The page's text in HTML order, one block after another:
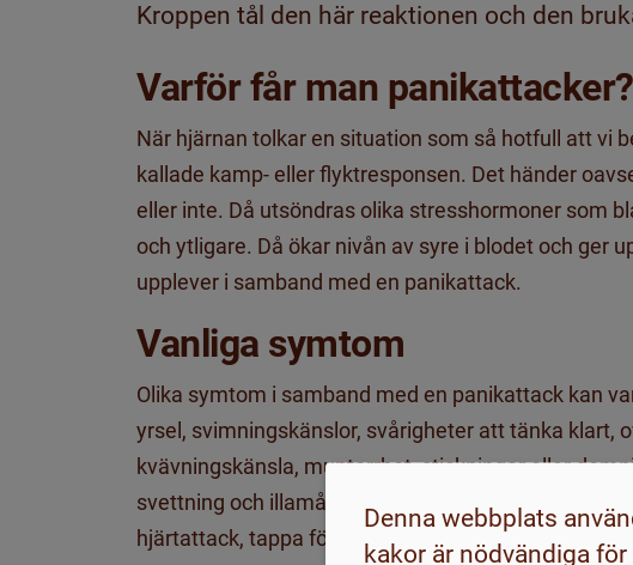
Kroppen tål den här reaktionen och den
Varför får man panikattacker?
När hjärnan tolkar en situation som så hotfull att vi
kallade kamp- eller flyktresponsen. Det händer
eller inte. Då utsöndras olika stresshormoner som
och ytligare. Då ökar nivån av syre i blodet och ger
upplever i samband med en panikattack.
Vanliga symtom
Olika symtom i samband med en panikattack kan
yrsel, svimningskänslor, svårigheter att tänka klart,
kvävningskänsla, muntorrhet, stickningar eller
svettning och illamående. Symtomen gör att många
hjärtattack, tappa förståndet eller dö.
Denna webbplats
kakor är nödvändiga